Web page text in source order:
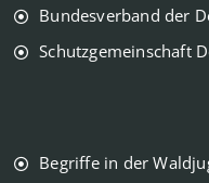
Bundesverband der
Schutzgemeinschaft
Begriffe in der